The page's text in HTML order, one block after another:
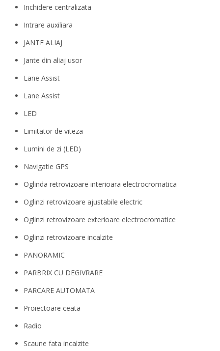
Inchidere centralizata
Intrare auxiliara
JANTE ALIAJ
Jante din aliaj usor
Lane Assist
Lane Assist
LED
Limitator de viteza
Lumini de zi (LED)
Navigatie GPS
Oglinda retrovizoare interioara electrocromatica
Oglinzi retrovizoare ajustabile electric
Oglinzi retrovizoare exterioare electrocromatice
Oglinzi retrovizoare incalzite
PANORAMIC
PARBRIX CU DEGIVRARE
PARCARE AUTOMATA
Proiectoare ceata
Radio
Scaune fata incalzite